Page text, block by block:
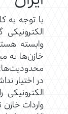
با توجه به
وابسته
خازن‌ها به
در اختیار
واردات